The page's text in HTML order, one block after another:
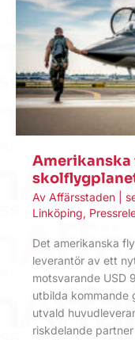
Av Affärsstaden
Linköping,
Det amerikanska
leverantör av ett
motsvarande USD
utbilda kommande
utvald
riskdelande